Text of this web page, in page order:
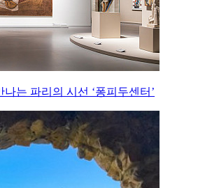
나는 파리의 시선 ‘퐁피두센터’